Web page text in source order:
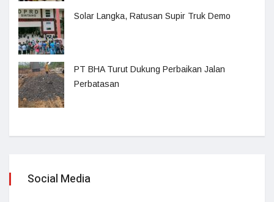
Solar Langka, Ratusan Supir Truk Demo
PT BHA Turut Dukung Perbaikan Jalan
Perbatasan
Social Media